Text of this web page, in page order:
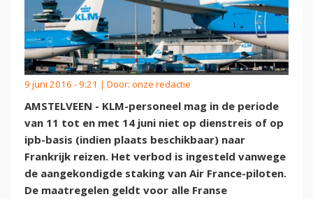
9 juni 2016 - 9:21 | Door: onze redactie
AMSTELVEEN - KLM-personeel mag in de periode
van 11 tot en met 14 juni niet op dienstreis of op
ipb-basis (indien plaats beschikbaar) naar
Frankrijk reizen. Het verbod is ingesteld vanwege
de aangekondigde staking van Air France-piloten.
De maatregelen geldt voor alle Franse